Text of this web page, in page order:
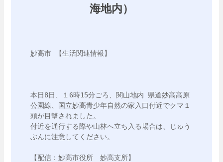
海地内）
妙高市 【生活関連情報】
本日8日、１6時15分ごろ、関山地内 県道妙高高原
公園線、国立妙高青少年自然の家入口付近でクマ１
頭が目撃されました。
付近を通行する際や山林へ立ち入る場合は、じゅう
ぶんに注意してください。
【配信：妙高市役所　妙高支所】